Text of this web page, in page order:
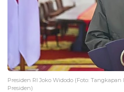
Presiden RI Joko Widodo (Foto: Tangkapan
Presiden)